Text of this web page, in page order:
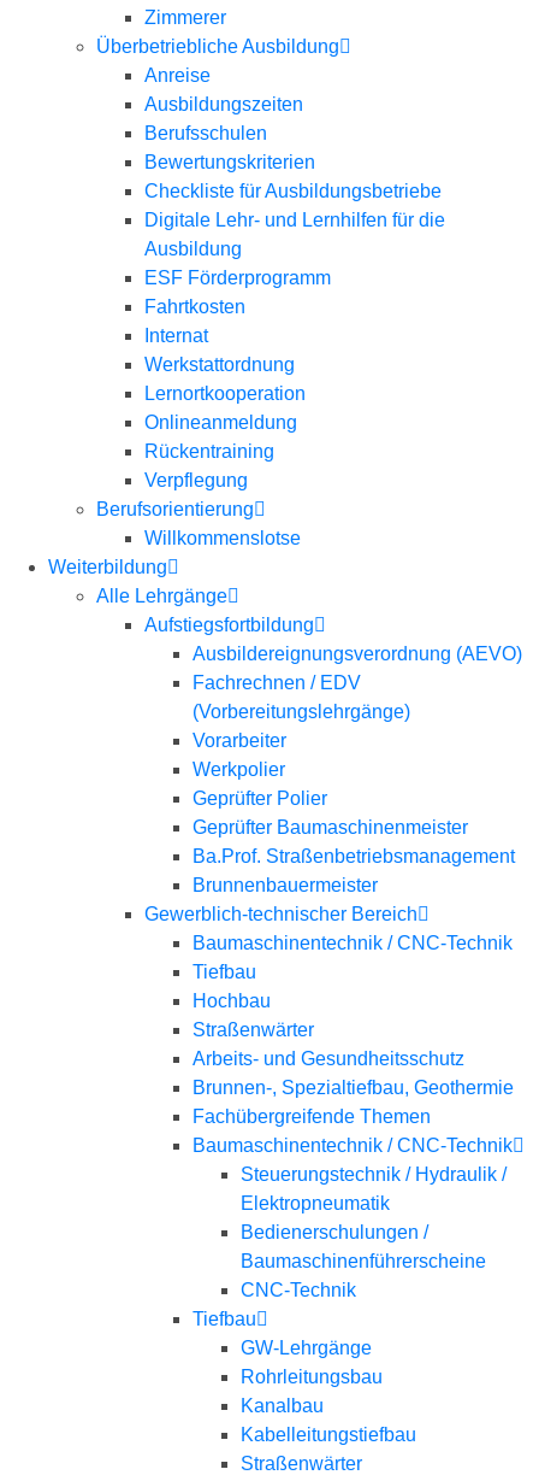
Zimmerer
Überbetriebliche Ausbildung
Anreise
Ausbildungszeiten
Berufsschulen
Bewertungskriterien
Checkliste für Ausbildungsbetriebe
Digitale Lehr- und Lernhilfen für die
Ausbildung
ESF Förderprogramm
Fahrtkosten
Internat
Werkstattordnung
Lernortkooperation
Onlineanmeldung
Rückentraining
Verpflegung
Berufsorientierung
Willkommenslotse
Weiterbildung
Alle Lehrgänge
Aufstiegsfortbildung
Ausbildereignungsverordnung (AEVO)
Fachrechnen / EDV
(Vorbereitungslehrgänge)
Vorarbeiter
Werkpolier
Geprüfter Polier
Geprüfter Baumaschinenmeister
Ba.Prof. Straßenbetriebsmanagement
Brunnenbauermeister
Gewerblich-technischer Bereich
Baumaschinentechnik / CNC-Technik
Tiefbau
Hochbau
Straßenwärter
Arbeits- und Gesundheitsschutz
Brunnen-, Spezialtiefbau, Geothermie
Fachübergreifende Themen
Baumaschinentechnik / CNC-Technik
Steuerungstechnik / Hydraulik /
Elektropneumatik
Bedienerschulungen /
Baumaschinenführerscheine
CNC-Technik
Tiefbau
GW-Lehrgänge
Rohrleitungsbau
Kanalbau
Kabelleitungstiefbau
Straßenwärter